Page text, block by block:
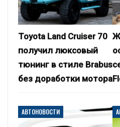
Toyota Land Cruiser 70
получил люксовый
тюнинг в стиле Brabus
без доработки мотора
АВТОНОВОСТИ